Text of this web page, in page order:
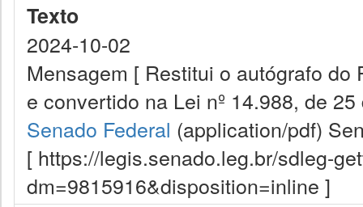
Texto
2024-10-02
Mensagem [ Restitui o autógrafo do
e convertido na Lei nº 14.988, de
Senado Federal (application/pdf)
[ https://legis.senado.leg.br/sdleg-
dm=9815916&disposition=inline ]